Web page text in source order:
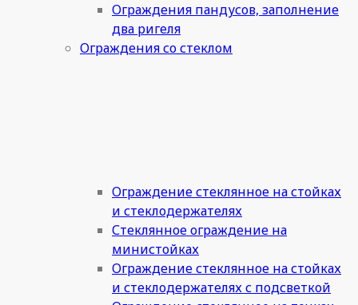
Ограждения пандусов, заполнение
два ригеля
Ограждения со стеклом
Ограждение стеклянное на стойках
и стеклодержателях
Стеклянное ограждение на
министойках
Ограждение стеклянное на стойках
и стеклодержателях с подсветкой